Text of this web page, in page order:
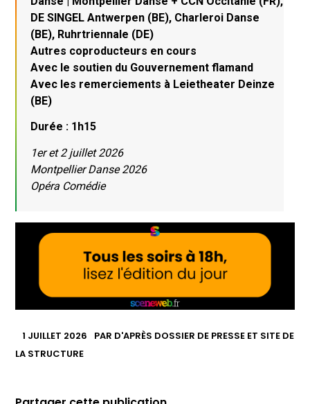
DE SINGEL Antwerpen (BE), Charleroi Danse
(BE), Ruhrtriennale (DE)
Autres coproducteurs en cours
Avec le soutien du Gouvernement flamand
Avec les remerciements à Leietheater Deinze
(BE)
Durée : 1h15
1er et 2 juillet 2026
Montpellier Danse 2026
Opéra Comédie
1 JUILLET 2026 PAR D'APRÈS DOSSIER DE PRESSE ET SITE DE
LA STRUCTURE